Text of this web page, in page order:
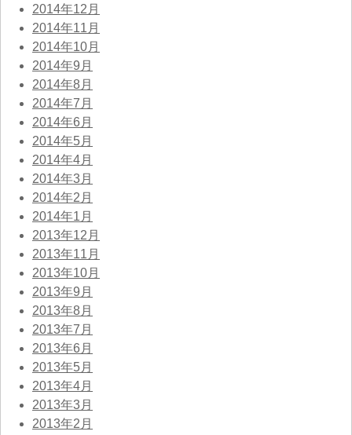
2014年12月
2014年11月
2014年10月
2014年9月
2014年8月
2014年7月
2014年6月
2014年5月
2014年4月
2014年3月
2014年2月
2014年1月
2013年12月
2013年11月
2013年10月
2013年9月
2013年8月
2013年7月
2013年6月
2013年5月
2013年4月
2013年3月
2013年2月